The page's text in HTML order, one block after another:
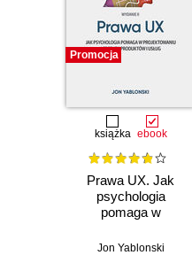
Promocja
książka ebook
Prawa UX. Jak
psychologia
pomaga w
lepszych
Jon Yablonski